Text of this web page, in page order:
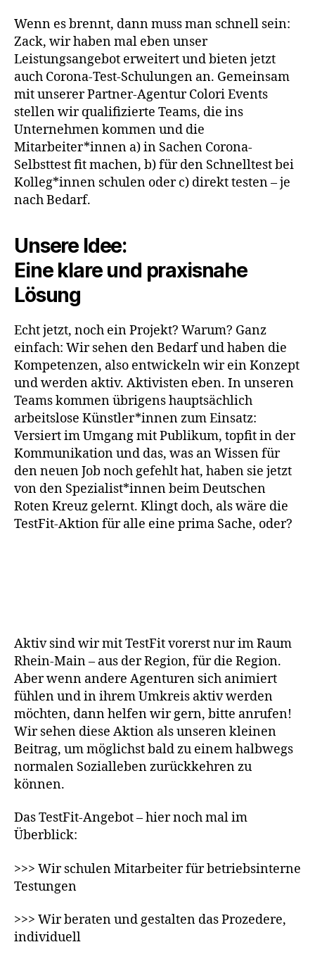
Wenn es brennt, dann muss man schnell sein:
Zack, wir haben mal eben unser
Leistungsangebot erweitert und bieten jetzt
auch Corona-Test-Schulungen an. Gemeinsam
mit unserer Partner-Agentur Colori Events
stellen wir qualifizierte Teams, die ins
Unternehmen kommen und die
Mitarbeiter*innen a) in Sachen Corona-
Selbsttest fit machen, b) für den Schnelltest bei
Kolleg*innen schulen oder c) direkt testen – je
nach Bedarf.
Unsere Idee:
Eine klare und praxisnahe
Lösung
Echt jetzt, noch ein Projekt? Warum? Ganz
einfach: Wir sehen den Bedarf und haben die
Kompetenzen, also entwickeln wir ein Konzept
und werden aktiv. Aktivisten eben. In unseren
Teams kommen übrigens hauptsächlich
arbeitslose Künstler*innen zum Einsatz:
Versiert im Umgang mit Publikum, topfit in der
Kommunikation und das, was an Wissen für
den neuen Job noch gefehlt hat, haben sie jetzt
von den Spezialist*innen beim Deutschen
Roten Kreuz gelernt. Klingt doch, als wäre die
TestFit-Aktion für alle eine prima Sache, oder?
Aktiv sind wir mit TestFit vorerst nur im Raum
Rhein-Main – aus der Region, für die Region.
Aber wenn andere Agenturen sich animiert
fühlen und in ihrem Umkreis aktiv werden
möchten, dann helfen wir gern, bitte anrufen!
Wir sehen diese Aktion als unseren kleinen
Beitrag, um möglichst bald zu einem halbwegs
normalen Sozialleben zurückkehren zu
können.
Das TestFit-Angebot – hier noch mal im
Überblick:
>>> Wir schulen Mitarbeiter für betriebsinterne
Testungen
>>> Wir beraten und gestalten das Prozedere,
individuell